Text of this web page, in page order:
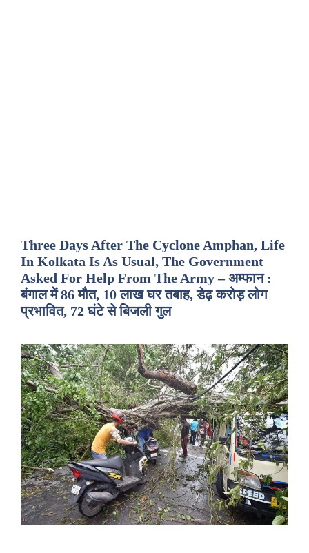
Three Days After The Cyclone Amphan, Life
In Kolkata Is As Usual, The Government
Asked For Help From The Army – अम्फान :
बंगाल में 86 मौत, 10 लाख घर तबाह, डेढ़ करोड़ लोग
प्रभावित, 72 घंटे से बिजली गुल